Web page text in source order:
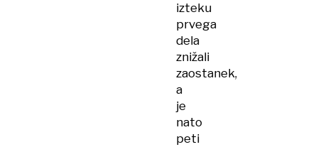
izteku
prvega
dela
znižali
zaostanek,
a
je
nato
peti